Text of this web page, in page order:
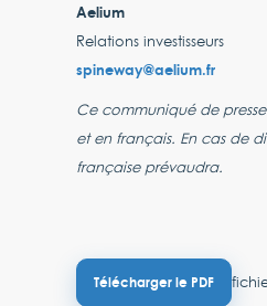
Aelium
Relations investisseurs
spineway@aelium.fr
Ce communiqué de
et en français. En cas de
française prévaudra.
Télécharger le PDF